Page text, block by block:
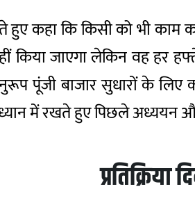
देते हुए कहा कि किसी को भी
किया जाएगा लेकिन वह हर
पूंजी बाजार सुधारों के
में रखते हुए पिछले अध्ययन
प्रतिक्रिया